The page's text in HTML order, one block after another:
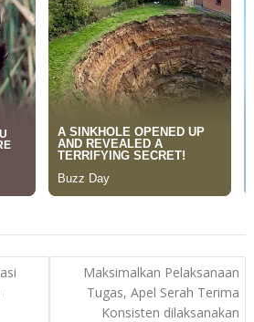
Maksimalkan Pelaksanaan
Tugas, Apel Serah Terima
Konsisten dilaksanakan